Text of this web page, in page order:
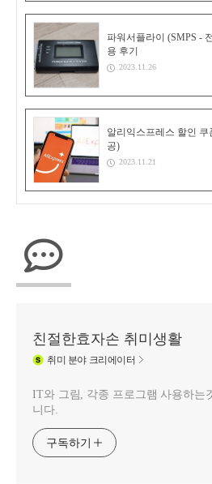
파워서플라이 (SMPS -
용 후기
2023.11.26
알리익스프레스 할인 쿠
공)
2023.11.21
친절한효자손 취미생활
취미 분야 크리에이터
IT와 그림, 각종 프로그램 사용하는
니다.
구독하기